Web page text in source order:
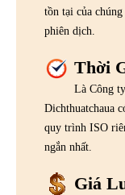
tồn tại của
phiên dịch.
Thời
Là Công
Dichthuatchaua
quy trình ISO
ngắn nhất.
Giá